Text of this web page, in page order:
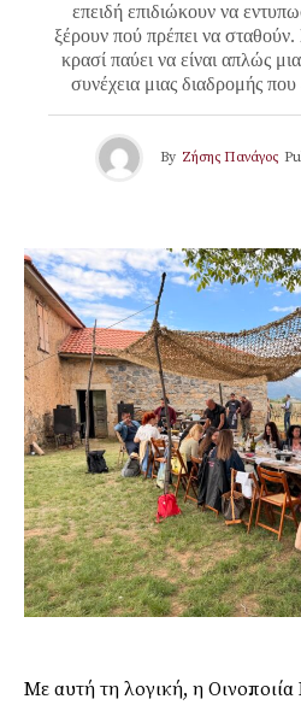
επειδή επιδιώκουν να
ξέρουν πού πρέπει να
κρασί παύει να είναι απλώς μια
συνέχεια μιας διαδρομής
By Ζήσης Πανάγος
Με αυτή τη λογική, η